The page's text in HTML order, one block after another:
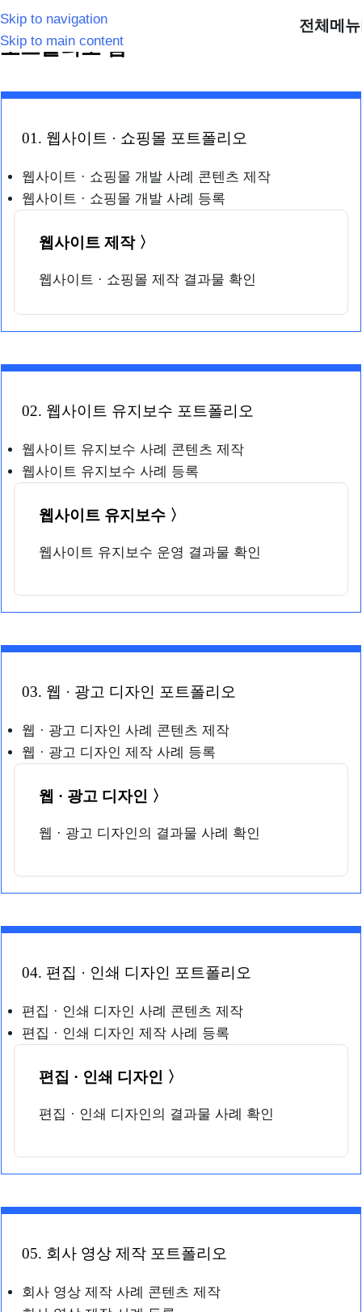
Skip to navigation
Skip to main content
전체메뉴
포트폴리오 홈
01. 웹사이트 · 쇼핑몰 포트폴리오
웹사이트 · 쇼핑몰 개발 사례 콘텐츠 제작
웹사이트 · 쇼핑몰 개발 사례 등록
웹사이트 제작 〉
웹사이트 · 쇼핑몰 제작 결과물 확인
02. 웹사이트 유지보수 포트폴리오
웹사이트 유지보수 사례 콘텐츠 제작
웹사이트 유지보수 사례 등록
웹사이트 유지보수 〉
웹사이트 유지보수 운영 결과물 확인
03. 웹 · 광고 디자인 포트폴리오
웹 · 광고 디자인 사례 콘텐츠 제작
웹 · 광고 디자인 제작 사례 등록
웹 · 광고 디자인 〉
웹 · 광고 디자인의 결과물 사례 확인
04. 편집 · 인쇄 디자인 포트폴리오
편집 · 인쇄 디자인 사례 콘텐츠 제작
편집 · 인쇄 디자인 제작 사례 등록
편집 · 인쇄 디자인 〉
편집 · 인쇄 디자인의 결과물 사례 확인
05. 회사 영상 제작 포트폴리오
회사 영상 제작 사례 콘텐츠 제작